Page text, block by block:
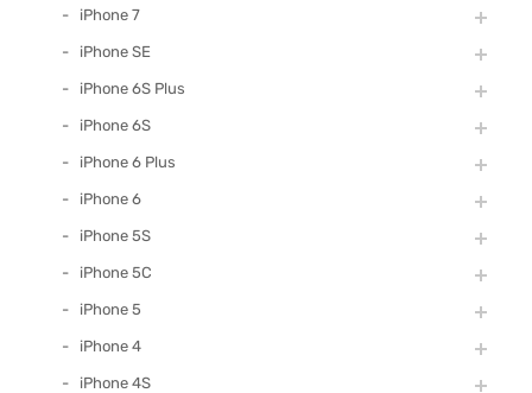
iPhone 7
iPhone SE
iPhone 6S Plus
iPhone 6S
iPhone 6 Plus
iPhone 6
iPhone 5S
iPhone 5C
iPhone 5
iPhone 4
iPhone 4S